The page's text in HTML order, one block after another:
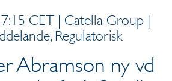
CET | Catella Group |
Regulatorisk
Abramson ny vd